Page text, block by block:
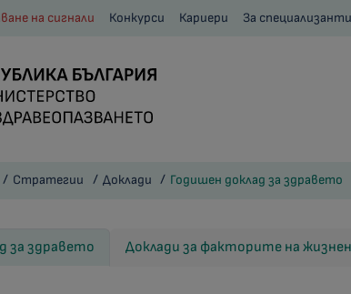
на сигнали Конкурси Кариери За специализанти
Стратегии Доклади Годишен доклад за здравето
за здравето Доклади за факторите на